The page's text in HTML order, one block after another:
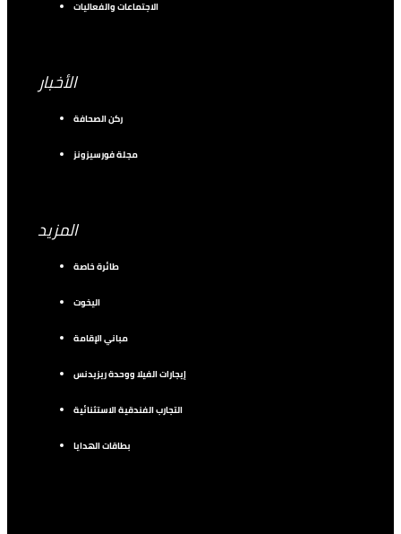
الاجتماعات والفعاليات
الأخبار
ركن الصحافة
مجلة فورسيزونز
المزيد
طائرة خاصة
اليخوت
مباني الإقامة
إيجارات الفيلا ووحدة ريزيدنس
التجارب الفندقية الاستثنائية
بطاقات الهدايا